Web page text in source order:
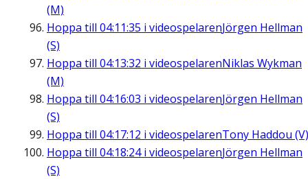
(M)
Hoppa till 04:11:35 i videospelarenJörgen Hellman
(S)
Hoppa till 04:13:32 i videospelarenNiklas Wykman
(M)
Hoppa till 04:16:03 i videospelarenJörgen Hellman
(S)
Hoppa till 04:17:12 i videospelarenTony Haddou (V)
Hoppa till 04:18:24i videospelarenJörgen Hellman
(S)